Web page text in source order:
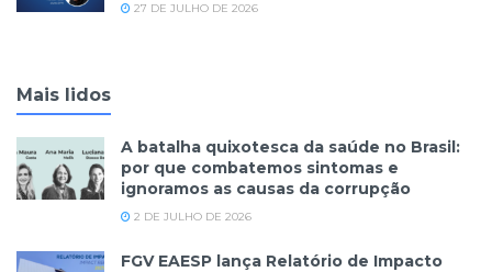
27 DE JULHO DE 2026
Mais lidos
A batalha quixotesca da saúde no Brasil:
por que combatemos sintomas e
ignoramos as causas da corrupção
2 DE JULHO DE 2026
FGV EAESP lança Relatório de Impacto